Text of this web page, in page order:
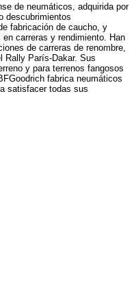
de neumáticos, adquirida por
descubrimientos
fabricación de caucho, y
carreras y rendimiento. Han
de carreras de renombre,
Rally París-Dakar. Sus
y para terrenos fangosos
fabrica neumáticos
satisfacer todas sus